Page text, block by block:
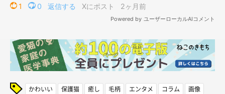
かわいい 保護猫 癒し 毛柄 エンタメ コラム
画像